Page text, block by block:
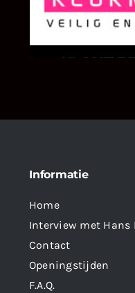
We zijn er zeer
als klant van
Informatie
Home
Interview met Hans
Contact
Openingstijden
F.A.Q.